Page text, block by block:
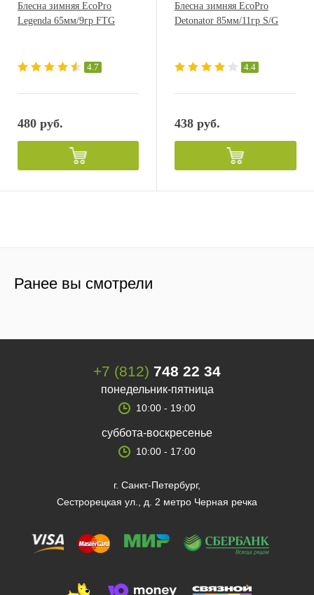
Блесна зимняя EcoPro
Legenda 65мм/9гр FTG
4.7
480 руб.
Блесна зимняя EcoPro
Detonator 85мм/11гр S/G
4.4
438 руб.
Ранее вы смотрели
+7 (812) 748 22 34
понедельник-пятница
10:00 - 19:00
суббота-воскресенье
10:00 - 17:00
г. Санкт-Петербург,
Сестрорецкая ул., д. 2 метро Черная речка